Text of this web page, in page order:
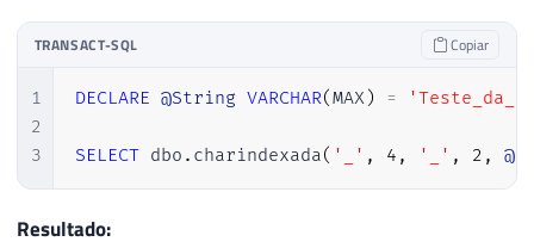
TRANSACT-SQL Copiar
1
2
3
DECLARE @String VARCHAR(MAX) =
SELECT dbo . charindexada( '_' , 4 , '_' , 2 ,
Resultado: